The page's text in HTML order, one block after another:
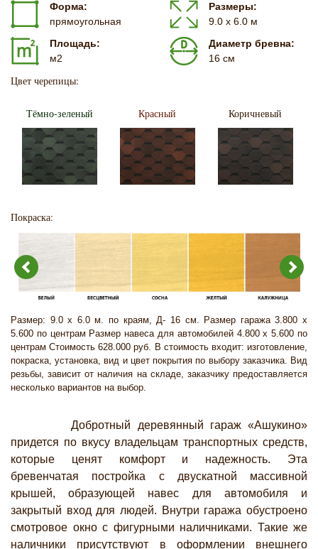
Форма:
прямоугольная
Размеры:
9.0 х 6.0 м
Площадь:
м2
Диаметр бревна:
16 см
Цвет черепицы:
Тёмно-зеленый Красный Коричневый
Покраска:
Размер: 9.0 х 6.0 м. по краям, Д- 16 см. Размер гаража 3.800 х
5.600 по центрам Размер навеса для автомобилей 4.800 х 5.600 по
центрам Стоимость 628.000 руб. В стоимость входит: изготовление,
покраска, установка, вид и цвет покрытия по выбору заказчика. Вид
резьбы, зависит от наличия на складе, заказчику предоставляется
несколько вариантов на выбор.
Добротный деревянный гараж «Ашукино»
придется по вкусу владельцам транспортных средств,
которые ценят комфорт и надежность. Эта
бревенчатая постройка с двускатной массивной
крышей, образующей навес для автомобиля и
закрытый вход для людей. Внутри гаража обустроено
смотровое окно с фигурными наличниками. Такие же
наличники присутствуют в оформлении внешнего